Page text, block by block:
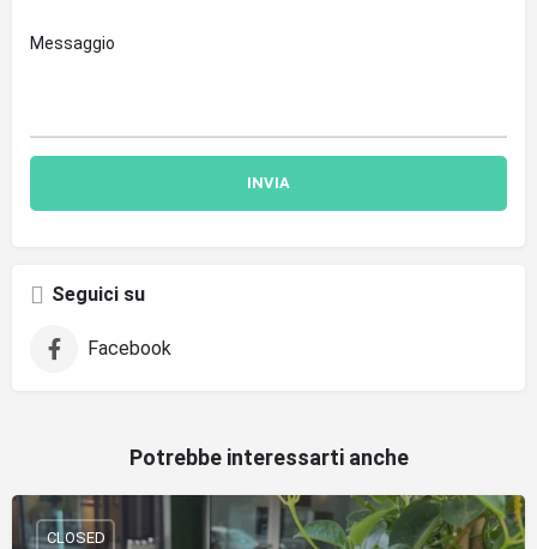
Seguici su
Facebook
Potrebbe interessarti anche
CLOSED